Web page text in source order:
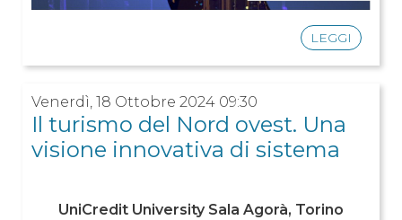
LEGGI
Venerdì, 18 Ottobre 2024 09:30
Il turismo del Nord ovest. Una
visione innovativa di sistema
UniCredit University Sala Agorà, Torino